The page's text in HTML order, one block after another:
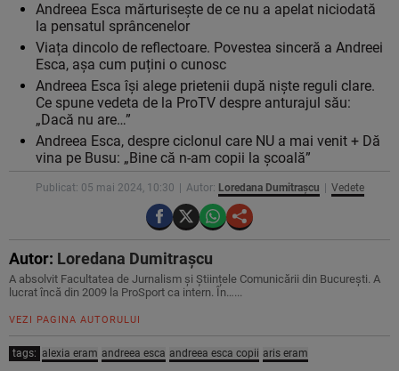
Andreea Esca mărturisește de ce nu a apelat niciodată
la pensatul sprâncenelor
Viața dincolo de reflectoare. Povestea sinceră a Andreei
Esca, așa cum puțini o cunosc
Andreea Esca îşi alege prietenii după nişte reguli clare.
Ce spune vedeta de la ProTV despre anturajul său:
„Dacă nu are…”
Andreea Esca, despre ciclonul care NU a mai venit + Dă
vina pe Busu: „Bine că n-am copii la școală”
Publicat: 05 mai 2024, 10:30 Autor: Loredana Dumitrașcu Vedete
Autor: Loredana Dumitrașcu
A absolvit Facultatea de Jurnalism și Științele Comunicării din București. A
lucrat încă din 2009 la ProSport ca intern. În…...
VEZI PAGINA AUTORULUI
tags: alexia eram andreea esca andreea esca copii aris eram